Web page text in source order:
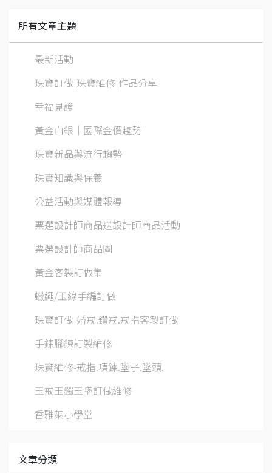
所有文章主題
最新活動
珠寶訂做|珠寶維修|作品分享
幸福見證
黃金白銀│國際金價趨勢
珠寶新品與流行趨勢
珠寶知識與保養
公益活動與媒體報導
票選設計師商品送設計師商品活動
票選設計師商品圖
黃金客製訂做集
蠟繩/玉線手編訂做
珠寶訂做-婚戒.鑽戒.戒指客製訂做
手鍊腳鍊訂製維修
珠寶維修-戒指.項鍊.墜子.墜頭.
玉戒玉鐲玉墜訂做維修
香雅萊小學堂
文章分類